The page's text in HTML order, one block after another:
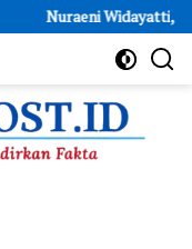
Nuraeni Widayatti, Terima